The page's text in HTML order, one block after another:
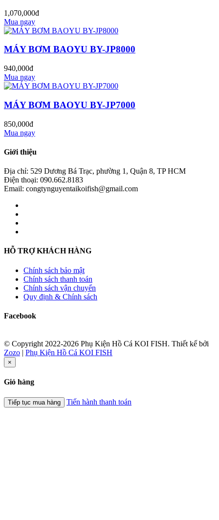
1,070,000đ
Mua ngay
MÁY BƠM BAOYU BY-JP8000
940,000đ
Mua ngay
MÁY BƠM BAOYU BY-JP7000
850,000đ
Mua ngay
Giới thiệu
Địa chỉ: 529 Dương Bá Trạc, phường 1, Quận 8, TP HCM
Điện thoại: 090.662.8183
Email: congtynguyentaikoifish@gmail.com
HỖ TRỢ KHÁCH HÀNG
Chính sách bảo mật
Chính sách thanh toán
Chính sách vận chuyển
Quy định & Chính sách
Facebook
© Copyright 2022-2026 Phụ Kiện Hồ Cá KOI FISH. Thiết kế bởi
Zozo | Phụ Kiện Hồ Cá KOI FISH
×
Giỏ hàng
Tiếp tục mua hàng Tiến hành thanh toán